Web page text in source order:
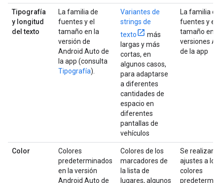
Tipografía
y longitud
del texto
La familia de
fuentes y el
tamaño en la
versión de
Android Auto de
la app (consulta
Tipografía).
Variantes de
strings de
texto
más
largas y más
cortas, en
algunos casos,
para adaptarse
a diferentes
cantidades de
espacio en
diferentes
pantallas de
vehículos
La familia de
fuentes y el
tamaño en
versiones
de la app
Color
Colores
predeterminados
en la versión
Android Auto de
Colores de los
marcadores de
la lista de
lugares, algunos
Se realizaron
ajustes a los
colores